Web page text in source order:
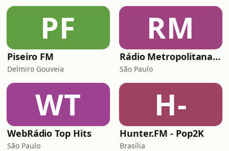
PF
Piseiro FM
Delmiro Gouveia
RM
Rádio Metropolitana POP
São Paulo
WT
WebRádio Top Hits
São Paulo
H-
Hunter.FM - Pop2K
Brasília